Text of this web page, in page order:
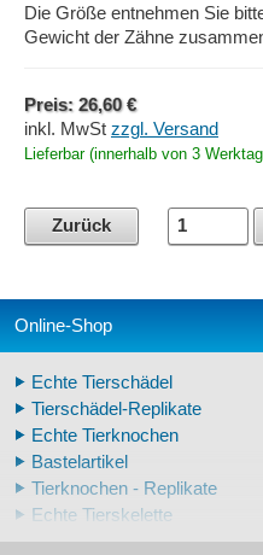
Die Größe entnehmen Sie
Gewicht der Zähne
Preis: 26,60 €
inkl. MwSt zzgl. Versand
Lieferbar (innerhalb von 3
Zurück
Online-Shop
Echte Tierschädel
Tierschädel-Replikate
Echte Tierknochen
Bastelartikel
Tierknochen - Replikate
Echte Tierskelette
Echte Tierzähne